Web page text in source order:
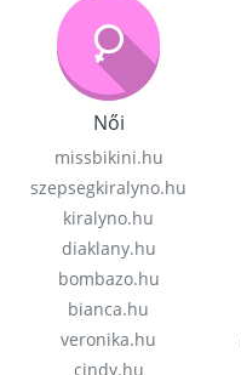
Női
missbikini.hu
szepsegkiralyno.hu
kiralyno.hu
diaklany.hu
bombazo.hu
bianca.hu
veronika.hu
cindy.hu